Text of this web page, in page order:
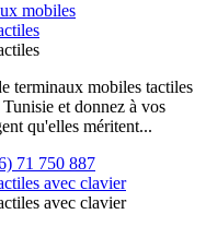
mobiles
terminaux mobiles tactiles
et donnez à vos
qu'elles méritent...
71 750 887
avec clavier
avec clavier